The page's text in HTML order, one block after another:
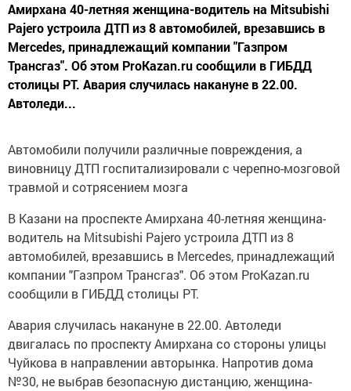
Амирхана 40-летняя женщина-водитель на Mitsubishi
Pajero устроила ДТП из 8 автомобилей, врезавшись в
Mercedes, принадлежащий компании "Газпром
Трансгаз". Об этом ProKazan.ru сообщили в ГИБДД
столицы РТ. Авария случилась накануне в 22.00.
Автоледи...
Автомобили получили различные повреждения, а
виновницу ДТП госпитализировали с черепно-мозговой
травмой и сотрясением мозга
В Казани на проспекте Амирхана 40-летняя женщина-
водитель на Mitsubishi Pajero устроила ДТП из 8
автомобилей, врезавшись в Mercedes, принадлежащий
компании "Газпром Трансгаз". Об этом ProKazan.ru
сообщили в ГИБДД столицы РТ.
Авария случилась накануне в 22.00. Автоледи
двигалась по проспекту Амирхана со стороны улицы
Чуйкова в направлении авторынка. Напротив дома
№30, не выбрав безопасную дистанцию, женщина-